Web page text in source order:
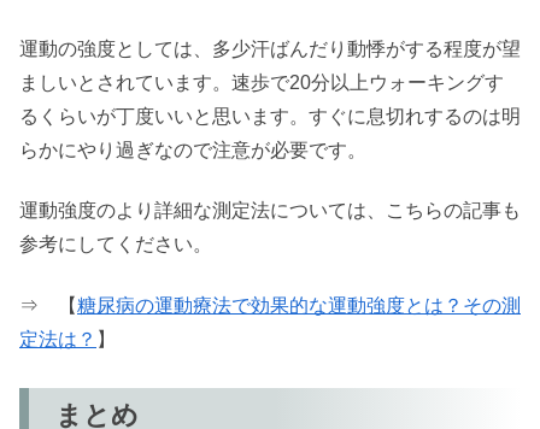
運動の強度としては、多少汗ばんだり動悸がする程度が望
ましいとされています。速歩で20分以上ウォーキングす
るくらいが丁度いいと思います。すぐに息切れするのは明
らかにやり過ぎなので注意が必要です。
運動強度のより詳細な測定法については、こちらの記事も
参考にしてください。
⇒ 【糖尿病の運動療法で効果的な運動強度とは？その測
定法は？ 】
まとめ